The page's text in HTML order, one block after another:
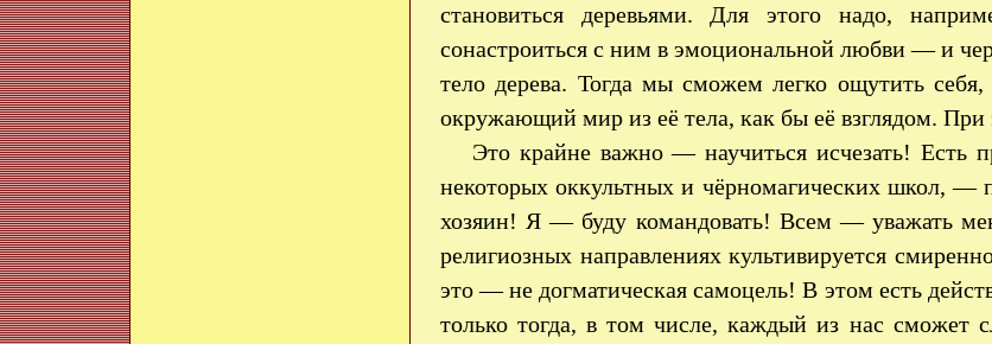
становиться деревьями. Для этого надо,
сонастроиться с ним в эмоциональной любви — и
тело дерева. Тогда мы сможем легко ощутить
окружающий мир из её тела, как бы её взглядом. При
Это крайне важно — научиться исчезать! Есть
некоторых оккультных и чёрномагических школ, —
хозяин! Я — буду командовать! Всем — уважать
религиозных направлениях культивируется
это — не догматическая самоцель! В этом есть
только тогда, в том числе, каждый из нас сможет